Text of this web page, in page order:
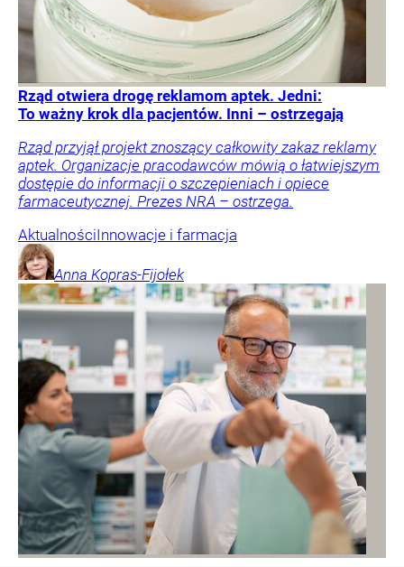
Rząd otwiera drogę reklamom aptek. Jedni:
To ważny krok dla pacjentów. Inni – ostrzegają
Rząd przyjął projekt znoszący całkowity zakaz reklamy
aptek. Organizacje pracodawców mówią o łatwiejszym
dostępie do informacji o szczepieniach i opiece
farmaceutycznej. Prezes NRA – ostrzega.
AktualnościInnowacje i farmacja
Anna Kopras-Fijołek